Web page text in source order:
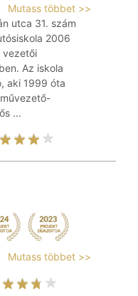
Mutass többet >>
utca 31. szám
2006
vezetői
Az iskola
aki 1999 óta
...
Mutass többet >>